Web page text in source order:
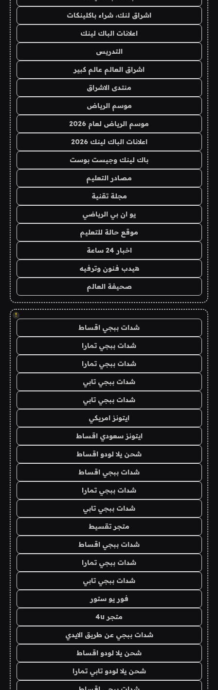
اشراق لنك، شراء باكلينكات
اعلانات الباك لينك
التدريس
اشراق العالم عالم كبير
منتدى الاشراق
موسم الرياض
موسم الرياض لعام 2026
اعلانات الباك لينك 2026
باك لينك وجيست بوست
مصادر التعليم
مجلة تقنية
يو ان بي الرياضي
موقع حالة للتعليم
اخبار 24 ساعة
هيدب فنون وترفيه
صحيفة العالم
!
شدات ببجي اقساط
شدات ببجي تمارا
شدات ببجي تمارا
شدات ببجي تابي
شدات ببجي تابي
ايتونز امريكي
ايتونز سعودي اقساط
شحن يلا لودو اقساط
شدات ببجي اقساط
شدات ببجي تمارا
شدات ببجي تابي
متجر تقسيط
شدات ببجي اقساط
شدات ببجي تمارا
شدات ببجي تابي
فور يو ستور
متجر 4u
شدات ببجي عن طريق الايدي
شحن يلا لودو اقساط
شحن يلا لودو تابي تمارا